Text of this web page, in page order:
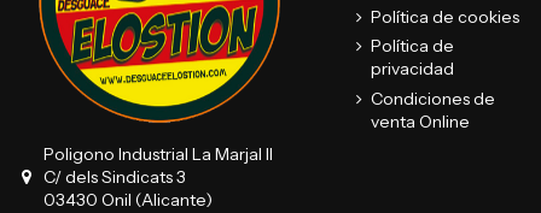
Poligono Industrial La Marjal II
C/ dels Sindicats 3
03430 Onil (Alicante)
Política de cookies
Política de
privacidad
Condiciones de
venta Online